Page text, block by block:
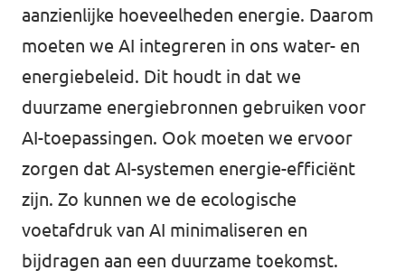
Doneer
Werken bij Volt
Contact
Sprekersaanvraag
aanzienlijke hoeveelheden energie. Daarom
moeten we AI integreren in ons water- en
energiebeleid. Dit houdt in dat we
duurzame energiebronnen gebruiken voor
AI-toepassingen. Ook moeten we ervoor
zorgen dat AI-systemen energie-efficiënt
zijn. Zo kunnen we de ecologische
voetafdruk van AI minimaliseren en
bijdragen aan een duurzame toekomst.